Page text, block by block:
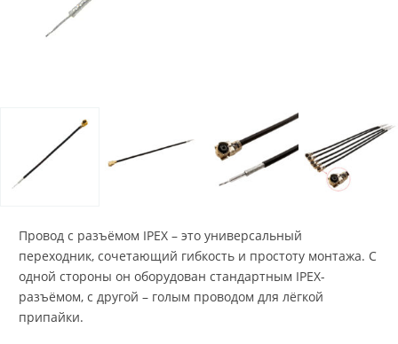
Провод с разъёмом IPEX – это универсальный
переходник, сочетающий гибкость и простоту монтажа. С
одной стороны он оборудован стандартным IPEX-
разъёмом, с другой – голым проводом для лёгкой
припайки.